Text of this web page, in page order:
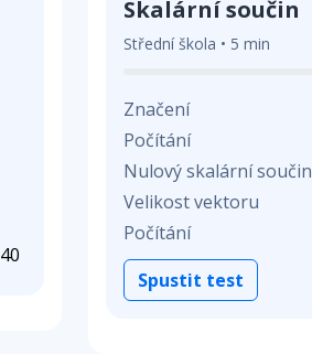
40
Skalární součin
Střední škola • 5 min
Značení
Počítání
Nulový skalární součin
Velikost vektoru
Počítání
Spustit test